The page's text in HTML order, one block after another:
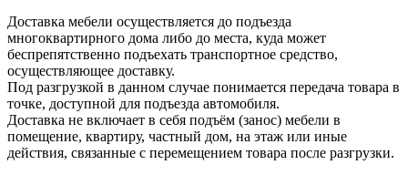
Доставка мебели осуществляется до подъезда
многоквартирного дома либо до места, куда может
беспрепятственно подъехать транспортное средство,
осуществляющее доставку.
Под разгрузкой в данном случае понимается передача товара в
точке, доступной для подъезда автомобиля.
Доставка не включает в себя подъём (занос) мебели в
помещение, квартиру, частный дом, на этаж или иные
действия, связанные с перемещением товара после разгрузки.